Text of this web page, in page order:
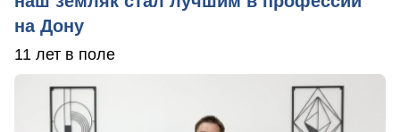
на Дону
11 лет в поле